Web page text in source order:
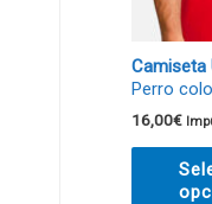
Camiseta
Perro
16,00€